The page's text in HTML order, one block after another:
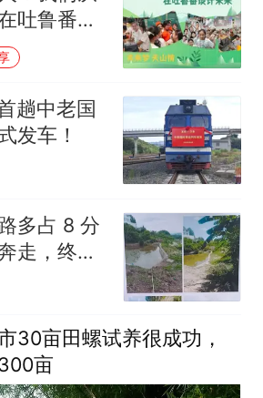
吐鲁番设
趟中老国
发车！
多占 8 分
走，终至
30亩田螺试养很成功，
亩